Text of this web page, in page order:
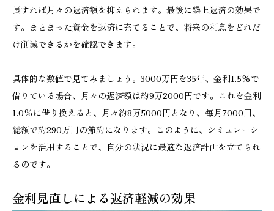
長すれば月々の返済額を抑えられます。最後に繰上返済の効果で
す。まとまった資金を返済に充てることで、将来の利息をどれだ
け削減できるかを確認できます。
具体的な数値で見てみましょう。3000万円を35年、金利1.5%で
借りている場合、月々の返済額は約9万2000円です。これを金利
1.0%に借り換えると、月々約8万5000円となり、毎月7000円、
総額で約290万円の節約になります。このように、シミュレーシ
ョンを活用することで、自分の状況に最適な返済計画を立てられ
るのです。
金利見直しによる返済軽減の効果